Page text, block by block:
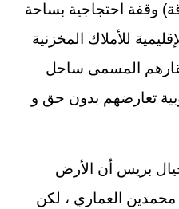
وقفة احتجاجية بساحة
للأملاك المخزنية
المسمى ساحل
تعارضهم بدون حق و
بريس أن الأرض
محمدين العماري ، لكن